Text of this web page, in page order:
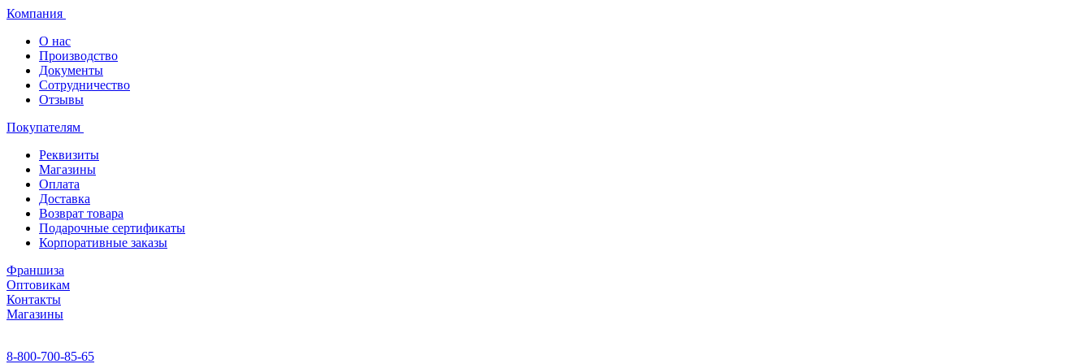
Компания
О нас
Производство
Документы
Сотрудничество
Отзывы
Покупателям
Реквизиты
Магазины
Оплата
Доставка
Возврат товара
Подарочные сертификаты
Корпоративные заказы
Франшиза
Оптовикам
Контакты
Магазины
8-800-700-85-65